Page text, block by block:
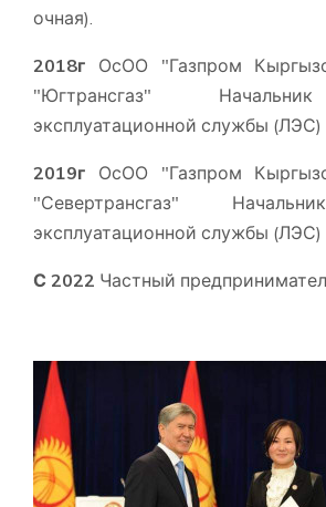
очная).
2018г ОсОО "Газпром
"Югтрансгаз"
эксплуатационной службы (ЛЭС)
2019г ОсОО "Газпром
"Севертрансгаз"
эксплуатационной службы (ЛЭС)
С 2022 Частный